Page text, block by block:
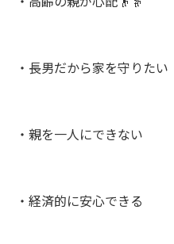
・長男だから家を守りたい
・親を一人にできない
・経済的に安心できる